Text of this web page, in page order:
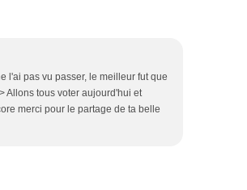
l'ai pas vu passer, le meilleur fut que
Allons tous voter aujourd'hui et
merci pour le partage de ta belle